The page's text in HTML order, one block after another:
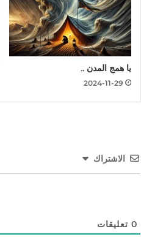
يا همج المدن ..
2024-11-29
الاشتراك
0 تعليقات